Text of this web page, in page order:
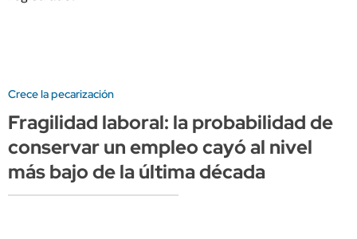
Crece la pecarización
Fragilidad laboral: la probabilidad de
conservar un empleo cayó al nivel
más bajo de la última década